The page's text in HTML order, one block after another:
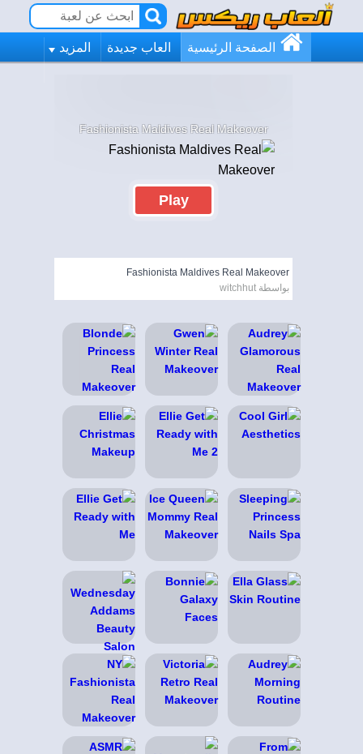
الصفحة الرئيسية العاب جديدة المزيد
Fashionista Maldives Real Makeover
Play
Fashionista Maldives Real Makeover
بواسطة witchhut